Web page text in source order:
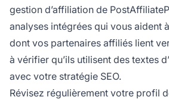
gestion d’affiliation de
analyses intégrées qui vous aident
dont vos partenaires affiliés lient
à vérifier qu’ils utilisent des textes
avec votre stratégie SEO.
Révisez régulièrement votre profil